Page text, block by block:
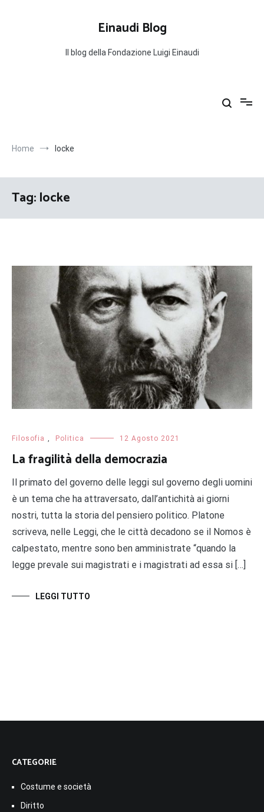
Einaudi Blog
Il blog della Fondazione Luigi Einaudi
Home locke
Tag:locke
Filosofia Politica 12 Agosto 2021
La fragilità della democrazia
Il primato del governo delle leggi sul governo degli uomini
è un tema che ha attraversato, dall’antichità ai giorni
nostri, tutta la storia del pensiero politico. Platone
scriveva, nelle Leggi, che le città decadono se il Nomos è
calpestato, mentre sono ben amministrate “quando la
legge prevale sui magistrati e i magistrati ad essa si […]
LEGGI TUTTO
CATEGORIE
Costume e società
Diritto